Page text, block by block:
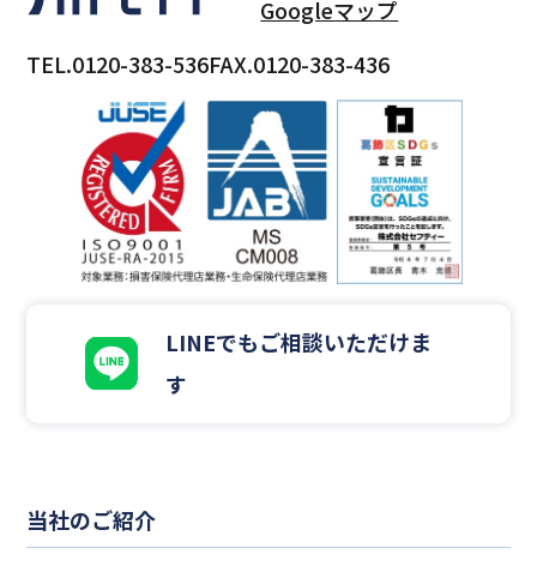
Googleマップ
TEL.0120-383-536FAX.0120-383-436
LINEでもご相談いただけま
す
当社のご紹介